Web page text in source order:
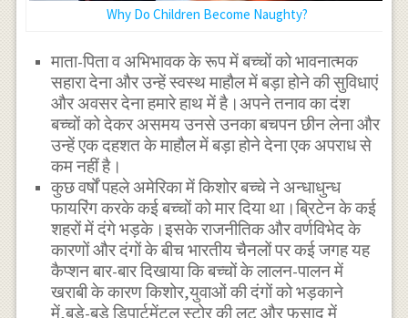
Why Do Children Become Naughty?
माता-पिता व अभिभावक के रूप में बच्चों को भावनात्मक
सहारा देना और उन्हें स्वस्थ माहौल में बड़ा होने की सुविधाएं
और अवसर देना हमारे हाथ में है।अपने तनाव का दंश
बच्चों को देकर असमय उनसे उनका बचपन छीन लेना और
उन्हें एक दहशत के माहौल में बड़ा होने देना एक अपराध से
कम नहीं है।
कुछ वर्षों पहले अमेरिका में किशोर बच्चे ने अन्धाधुन्ध
फायरिंग करके कई बच्चों को मार दिया था।ब्रिटेन के कई
शहरों में दंगे भड़के।इसके राजनीतिक और वर्णविभेद के
कारणों और दंगों के बीच भारतीय चैनलों पर कई जगह यह
कैप्शन बार-बार दिखाया कि बच्चों के लालन-पालन में
खराबी के कारण किशोर,युवाओं की दंगों को भड़काने
में,बड़े-बड़े डिपार्टमेंटल स्टोर की लूट और फसाद में